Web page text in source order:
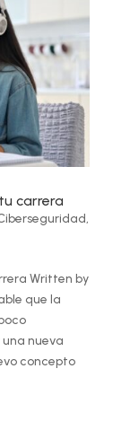
carrera
,
Written by
que la
nueva
concepto